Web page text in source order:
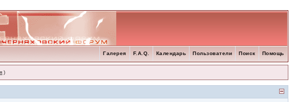
Помощь
Поиск
Пользователи
Календарь
F.A.Q.
Галерея
)